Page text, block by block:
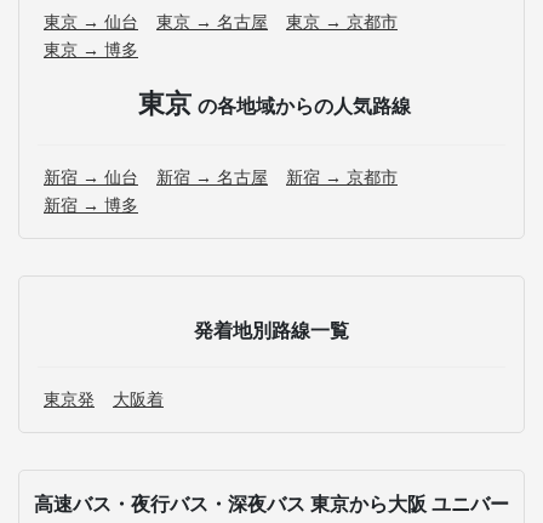
東京 → 仙台 東京 → 名古屋
東京 → 京都市
東京 → 博多
東京 の各地域からの人気路線
新宿 → 仙台 新宿 → 名古屋
新宿 → 京都市
新宿 → 博多
発着地別路線一覧
東京発 大阪着
高速バス・夜行バス・深夜バス 東京から大阪 ユニバー